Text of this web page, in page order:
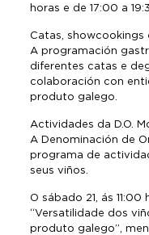
horas e de 17:00 a
Catas,
A programación
diferentes catas e
colaboración con
produto galego.
Actividades da D.O.
A Denominación de
programa de
seus viños.
O sábado 21, ás
“Versatilidade dos
produto galego”,